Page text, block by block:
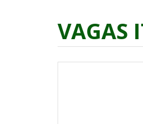
VAGAS